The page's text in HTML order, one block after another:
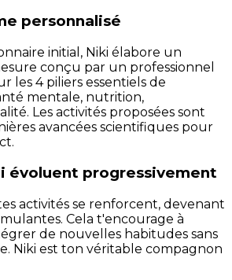
personnalisé
initial, Niki élabore un
conçu par un professionnel
les 4 piliers essentiels de
mentale, nutrition,
Les activités proposées sont
avancées scientifiques pour
évoluent progressivement
activités se renforcent, devenant
Cela t'encourage à
de nouvelles habitudes sans
Niki est ton véritable compagnon